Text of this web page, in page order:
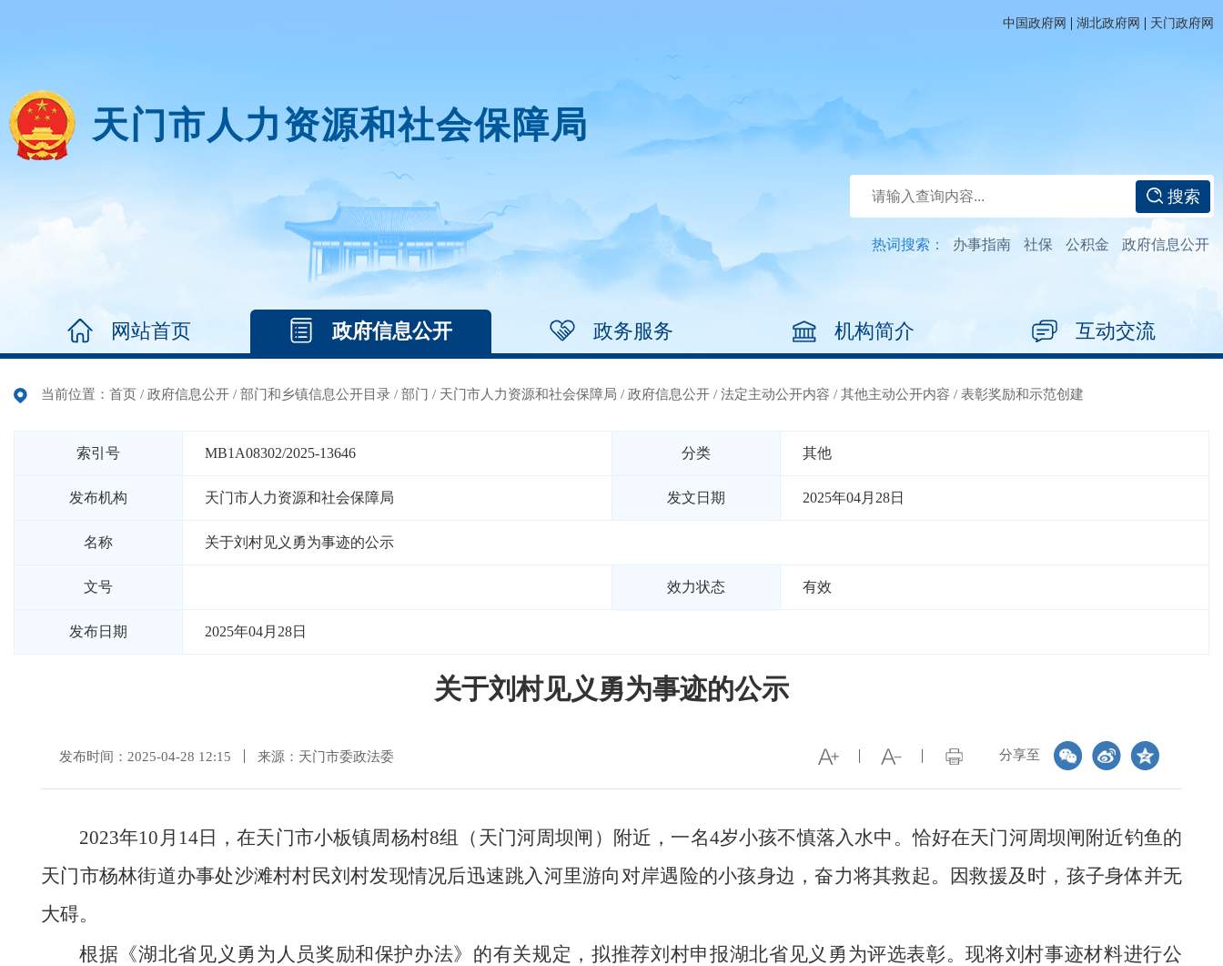
中国政府网 | 湖北政府网 | 天门政府网
天门市人力资源和社会保障局
搜索
热词搜索： 办事指南 社保 公积金 政府信息公开
网站首页 政府信息公开 政务服务 机构简介 互动交流
当前位置： 首页 / 政府信息公开 / 部门和乡镇信息公开目录 / 部门 / 天门市人力资源和社会保障局 / 政府信息公开 / 法定主动公开内容 / 其他主动公开内容 / 表彰奖励和示范创建
索引号 MB1A08302/2025-13646 分类 其他
发布机构 天门市人力资源和社会保障局 发文日期 2025年04月28日
名称 关于刘村见义勇为事迹的公示
文号 效力状态 有效
发布日期 2025年04月28日
关于刘村见义勇为事迹的公示
分享至
发布时间：2025-04-28 12:15 来源：天门市委政法委
2023年10月14日，在天门市小板镇周杨村8组（天门河周坝闸）附近，一名4岁小孩不慎落入水中。恰好在天门河周坝闸附近钓鱼的
天门市杨林街道办事处沙滩村村民刘村发现情况后迅速跳入河里游向对岸遇险的小孩身边，奋力将其救起。因救援及时，孩子身体并无
大碍。
根据《湖北省见义勇为人员奖励和保护办法》的有关规定，拟推荐刘村申报湖北省见义勇为评选表彰。现将刘村事迹材料进行公